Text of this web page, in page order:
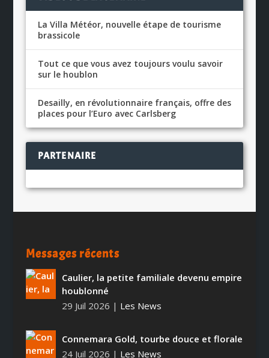
La Villa Météor, nouvelle étape de tourisme
brassicole
Tout ce que vous avez toujours voulu savoir
sur le houblon
Desailly, en révolutionnaire français, offre des
places pour l’Euro avec Carlsberg
PARTENAIRE
Messages récents
Caulier, la petite familiale devenu empire
houblonné
29 Juil 2026 | Les News
Connemara Gold, tourbe douce et florale
24 Juil 2026 | Les News